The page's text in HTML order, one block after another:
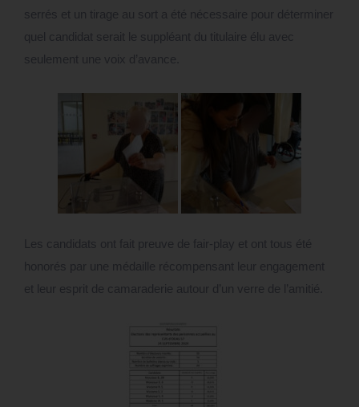
serrés et un tirage au sort a été nécessaire pour déterminer
quel candidat serait le suppléant du titulaire élu avec
seulement une voix d’avance.
Les candidats ont fait preuve de fair-play et ont tous été
honorés par une médaille récompensant leur engagement
et leur esprit de camaraderie autour d’un verre de l’amitié.